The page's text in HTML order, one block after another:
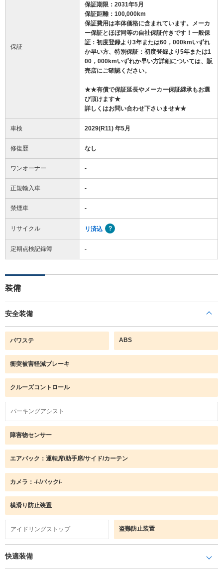
保証
保証期限：2031年5月
保証距離：100,000km
保証費用は本体価格に含まれています。メーカ
ー保証とほぼ同等の自社保証付きです！一般保
証：初度登録より3年または60，000kmいずれ
か早い方、特別保証：初度登録より5年または1
00，000kmいずれか早い方詳細については、販
売店にご確認ください。
★★有償で保証延長やメーカー保証継承もお選
び頂けます★
詳しくはお問い合わせ下さいませ★★
車検 2029(R11) 年5月
修復歴 なし
ワンオーナー -
正規輸入車 -
禁煙車 -
リサイクル リ済込
定期点検記録簿 -
装備
安全装備
パワステ ABS
衝突被害軽減ブレーキ
クルーズコントロール
パーキングアシスト
障害物センサー
エアバック：運転席/助手席/サイド/カーテン
カメラ：-/-/バック/-
横滑り防止装置
アイドリングストップ 盗難防止装置
快適装備